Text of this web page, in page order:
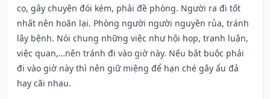
cọ, gây chuyện đói kém, phải đề phòng. Người ra đi tốt
nhất nên hoãn lại. Phòng người người nguyền rủa, tránh
lây bệnh. Nói chung những việc như hội họp, tranh luận,
việc quan,…nên tránh đi vào giờ này. Nếu bắt buộc phải
đi vào giờ này thì nên giữ miệng để hạn ché gây ẩu đả
hay cãi nhau.